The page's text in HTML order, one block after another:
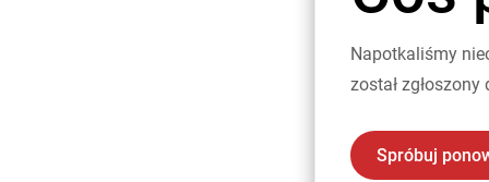
Napotkaliśmy
został zgłoszony
Spróbuj